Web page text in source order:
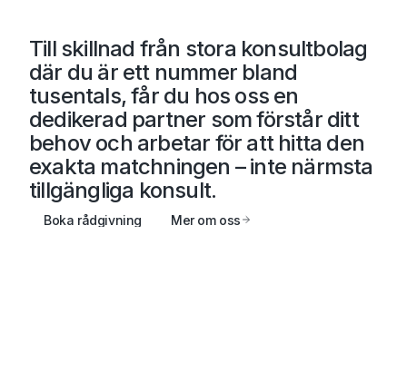
Till skillnad från stora konsultbolag
där du är ett nummer bland
tusentals, får du hos oss en
dedikerad partner som förstår ditt
behov och arbetar för att hitta den
exakta matchningen – inte närmsta
tillgängliga konsult.
Boka rådgivning Mer om oss